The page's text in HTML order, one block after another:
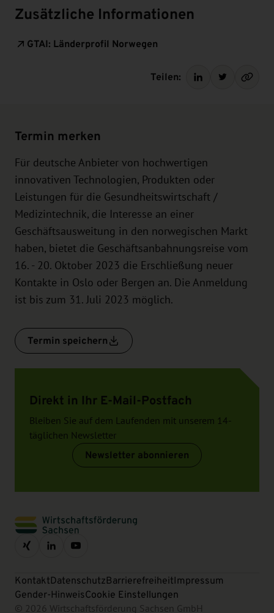
Zusätzliche Informationen
GTAI: Länderprofil Norwegen
Teilen:
Termin merken
Für deutsche Anbieter von hochwertigen
innovativen Technologien, Produkten oder
Leistungen für die Gesundheitswirtschaft /
Medizintechnik, die Interesse an einer
Geschäftsausweitung in den norwegischen Markt
haben, bietet die Geschäftsanbahnungsreise vom
16. - 20. Oktober 2023 die Erschließung neuer
Kontakte in Oslo oder Bergen an. Die Anmeldung
ist bis zum 31. Juli 2023 möglich.
Termin speichern
Direkt in Ihr E-Mail-Postfach
Bleiben Sie auf dem Laufenden mit unserem 14-
täglichen Newsletter
Newsletter abonnieren
KontaktDatenschutzBarrierefreiheitImpressum
Gender-HinweisCookie Einstellungen
© 2026 Wirtschaftsförderung Sachsen GmbH